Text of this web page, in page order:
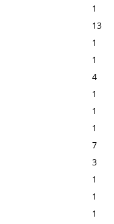
1
13
1
1
4
1
1
1
7
3
1
1
1